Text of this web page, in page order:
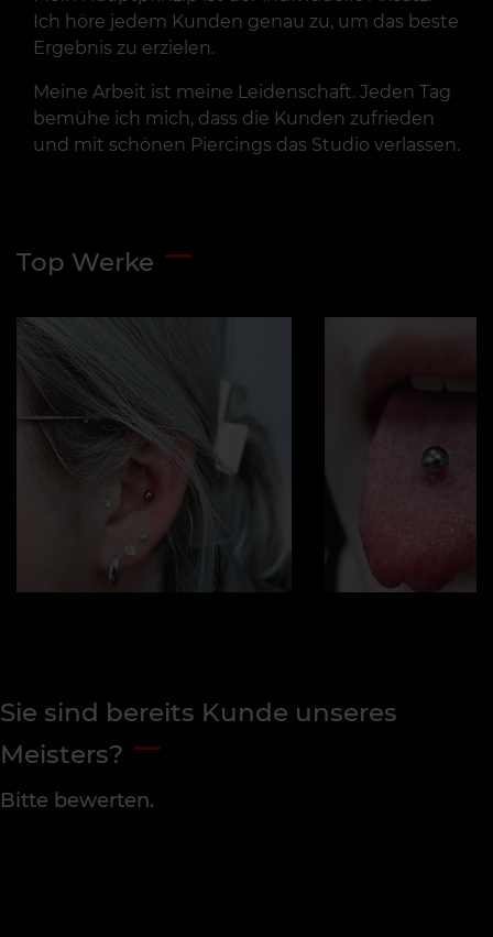
Ich höre jedem Kunden genau zu, um das beste
Ergebnis zu erzielen.
Meine Arbeit ist meine Leidenschaft. Jeden Tag
bemühe ich mich, dass die Kunden zufrieden
und mit schönen Piercings das Studio verlassen.
Top Werke
Sie sind bereits Kunde unseres
Meisters?
Bitte bewerten.